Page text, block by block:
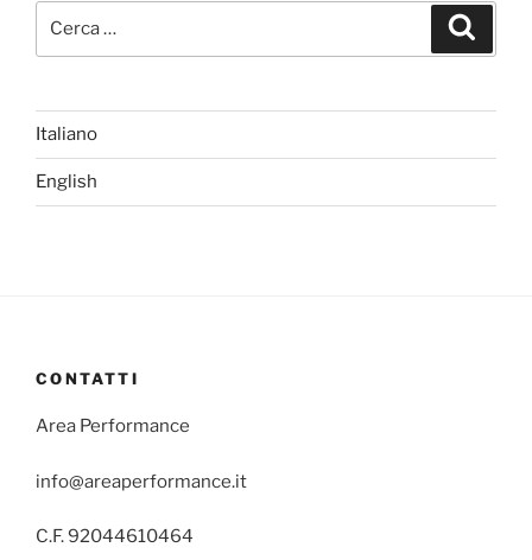
Italiano
English
CONTATTI
Area Performance
info@areaperformance.it
C.F. 92044610464